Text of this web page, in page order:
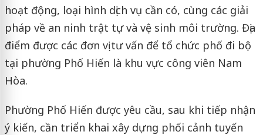
hoạt động, loại hình dịch vụ cần có, cùng các giải
pháp về an ninh trật tự và vệ sinh môi trường. Địa
điểm được các đơn vị tư vấn để tổ chức phố đi bộ
tại phường Phố Hiến là khu vực công viên Nam
Hòa.
Phường Phố Hiến được yêu cầu, sau khi tiếp nhận
ý kiến, cần triển khai xây dựng phối cảnh tuyến